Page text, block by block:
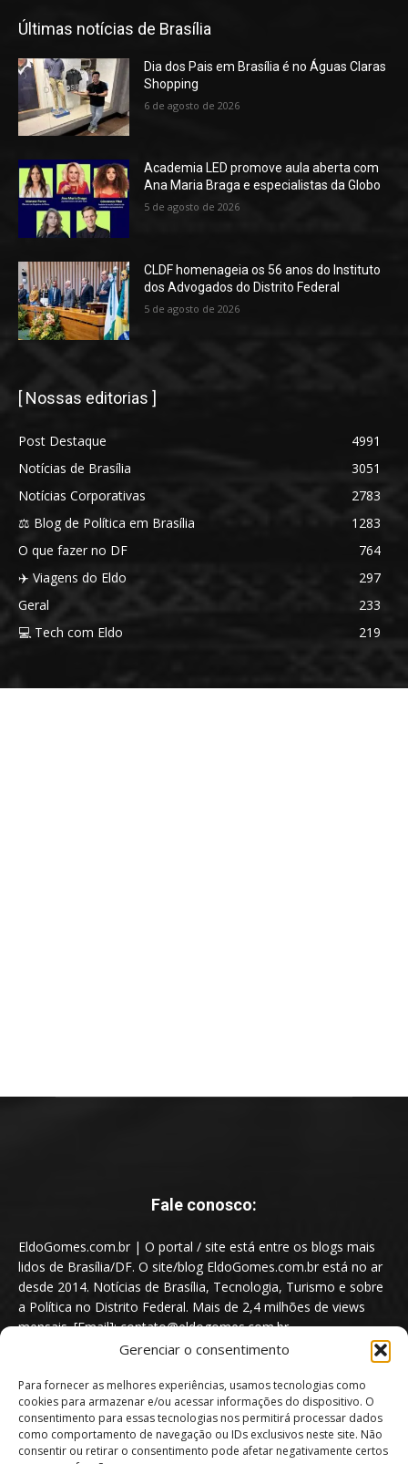
Gerenciar o consentimento
Para fornecer as melhores experiências, usamos tecnologias como
cookies para armazenar e/ou acessar informações do dispositivo. O
consentimento para essas tecnologias nos permitirá processar dados
como comportamento de navegação ou IDs exclusivos neste site. Não
consentir ou retirar o consentimento pode afetar negativamente certos
Últimas notícias de Brasília
Dia dos Pais em Brasília é no Águas Claras
Shopping
6 de agosto de 2026
Academia LED promove aula aberta com
Ana Maria Braga e especialistas da Globo
5 de agosto de 2026
CLDF homenageia os 56 anos do Instituto
dos Advogados do Distrito Federal
5 de agosto de 2026
[ Nossas editorias ]
Post Destaque
4991
Notícias de Brasília
3051
Notícias Corporativas
2783
⚖️ Blog de Política em Brasília
1283
O que fazer no DF
764
✈️ Viagens do Eldo
297
Geral
233
💻 Tech com Eldo
219
Fale conosco:
EldoGomes.com.br | O portal / site está entre os blogs mais
lidos de Brasília/DF. O site/blog EldoGomes.com.br está no ar
desde 2014. Notícias de Brasília, Tecnologia, Turismo e sobre
a Política no Distrito Federal. Mais de 2,4 milhões de views
mensais. [Email]: contato@eldogomes.com.br